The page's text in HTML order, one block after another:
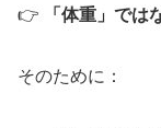
👉
「体重」では
そのために：